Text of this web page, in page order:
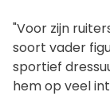
"Voor zijn
soort vader
sportief
hem op veel